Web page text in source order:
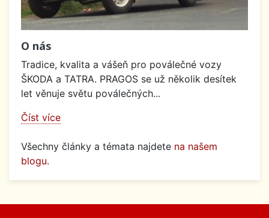
O nás
Tradice, kvalita a vášeň pro poválečné vozy
ŠKODA a TATRA. PRAGOS se už několik desítek
let věnuje světu poválečných...
Číst více
Všechny články a témata najdete na našem
blogu.